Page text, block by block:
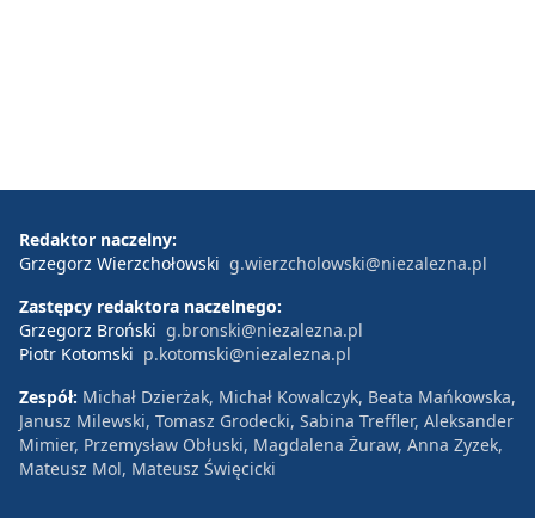
Redaktor naczelny:
Grzegorz Wierzchołowski g.wierzcholowski@niezalezna.pl
Zastępcy redaktora naczelnego:
Grzegorz Broński g.bronski@niezalezna.pl
Piotr Kotomski p.kotomski@niezalezna.pl
Zespół: Michał Dzierżak, Michał Kowalczyk, Beata Mańkowska,
Janusz Milewski, Tomasz Grodecki, Sabina Treffler, Aleksander
Mimier, Przemysław Obłuski, Magdalena Żuraw, Anna Zyzek,
Mateusz Mol, Mateusz Święcicki